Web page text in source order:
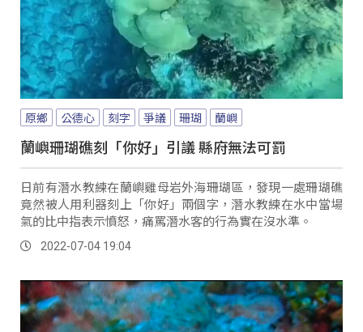
原鄉 公德心 刻字 爭議 珊瑚 蘭嶼
蘭嶼珊瑚礁刻「你好」引議 縣府無法可罰
日前有潛水教練在蘭嶼雞母岩外海珊瑚區，發現一處珊瑚礁
竟然被人用利器刻上「你好」兩個字，潛水教練在水中當場
氣的比中指表示憤怒，痛罵潛水客的行為實在沒水準。
2022-07-04 19:04